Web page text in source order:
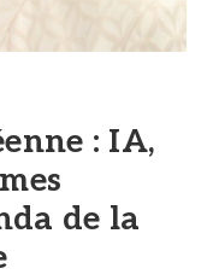
: IA,
de la